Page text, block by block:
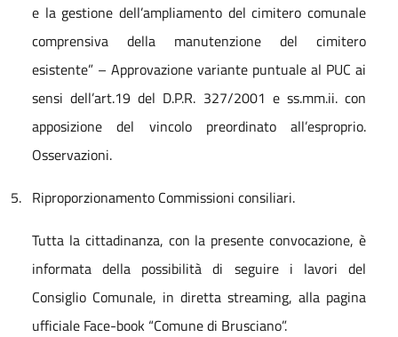
e la gestione dell’ampliamento del cimitero comunale
comprensiva della manutenzione del cimitero
esistente” – Approvazione variante puntuale al PUC ai
sensi dell’art.19 del D.P.R. 327/2001 e ss.mm.ii. con
apposizione del vincolo preordinato all’esproprio.
Osservazioni.
5. Riproporzionamento Commissioni consiliari.
Tutta la cittadinanza, con la presente convocazione, è
informata della possibilità di seguire i lavori del
Consiglio Comunale, in diretta streaming, alla pagina
ufficiale Face-book “Comune di Brusciano”.